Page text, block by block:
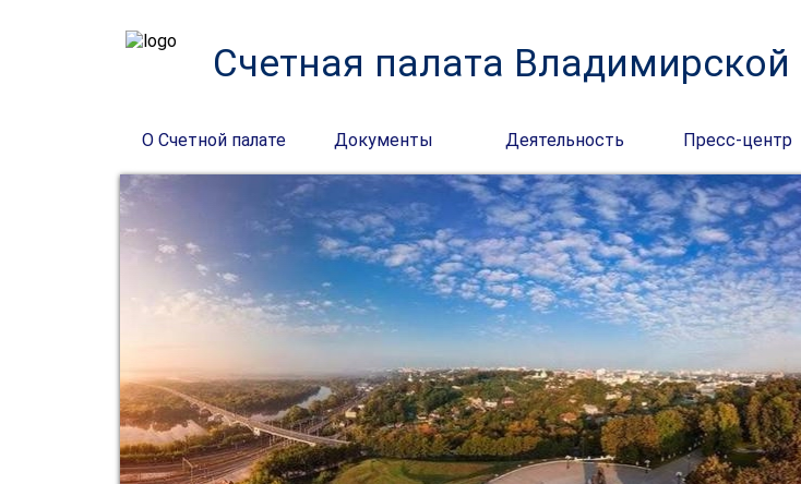
Счетная палата Владимирской
О Счетной палате Документы Деятельность Пресс-центр